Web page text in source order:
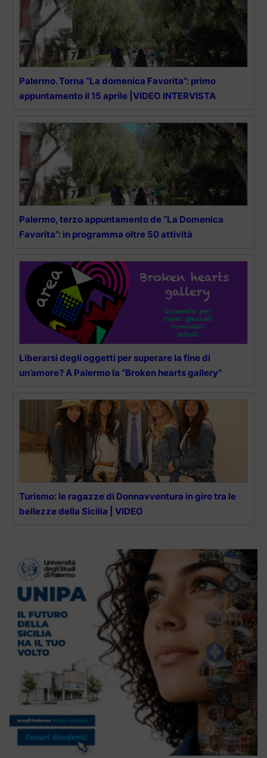
Palermo. Torna “La domenica Favorita”: primo
appuntamento il 15 aprile |VIDEO INTERVISTA
Palermo, terzo appuntamento de “La Domenica
Favorita”: in programma oltre 50 attività
Liberarsi degli oggetti per superare la fine di
un’amore? A Palermo la “Broken hearts gallery”
Turismo: le ragazze di Donnavventura in giro tra le
bellezze della Sicilia | VIDEO